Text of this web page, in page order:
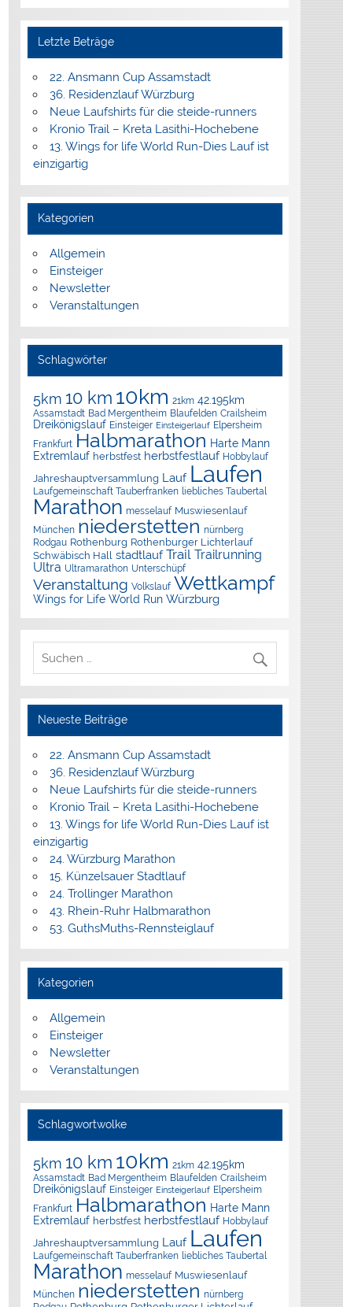
Letzte Beträge
22. Ansmann Cup Assamstadt
36. Residenzlauf Würzburg
Neue Laufshirts für die steide-runners
Kronio Trail – Kreta Lasithi-Hochebene
13. Wings for life World Run-Dies Lauf ist
einzigartig
Kategorien
Allgemein
Einsteiger
Newsletter
Veranstaltungen
Schlagwörter
5km 10 km 10km 21km 42.195km
Assamstadt Bad Mergentheim Blaufelden Crailsheim
Dreikönigslauf Einsteiger Einsteigerlauf Elpersheim
Frankfurt Halbmarathon Harte Mann
Extremlauf herbstfest herbstfestlauf Hobbylauf
Jahreshauptversammlung Lauf Laufen
Laufgemeinschaft Tauberfranken liebliches Taubertal
Marathon messelauf Muswiesenlauf
München niederstetten nürnberg
Rodgau Rothenburg Rothenburger Lichterlauf
Schwäbisch Hall stadtlauf Trail Trailrunning
Ultra Ultramarathon Unterschüpf
Veranstaltung Volkslauf Wettkampf
Wings for Life World Run Würzburg
Neueste Beiträge
22. Ansmann Cup Assamstadt
36. Residenzlauf Würzburg
Neue Laufshirts für die steide-runners
Kronio Trail – Kreta Lasithi-Hochebene
13. Wings for life World Run-Dies Lauf ist
einzigartig
24. Würzburg Marathon
15. Künzelsauer Stadtlauf
24. Trollinger Marathon
43. Rhein-Ruhr Halbmarathon
53. GuthsMuths-Rennsteiglauf
Kategorien
Allgemein
Einsteiger
Newsletter
Veranstaltungen
Schlagwortwolke
5km 10 km 10km 21km 42.195km
Assamstadt Bad Mergentheim Blaufelden Crailsheim
Dreikönigslauf Einsteiger Einsteigerlauf Elpersheim
Frankfurt Halbmarathon Harte Mann
Extremlauf herbstfest herbstfestlauf Hobbylauf
Jahreshauptversammlung Lauf Laufen
Laufgemeinschaft Tauberfranken liebliches Taubertal
Marathon messelauf Muswiesenlauf
München niederstetten nürnberg